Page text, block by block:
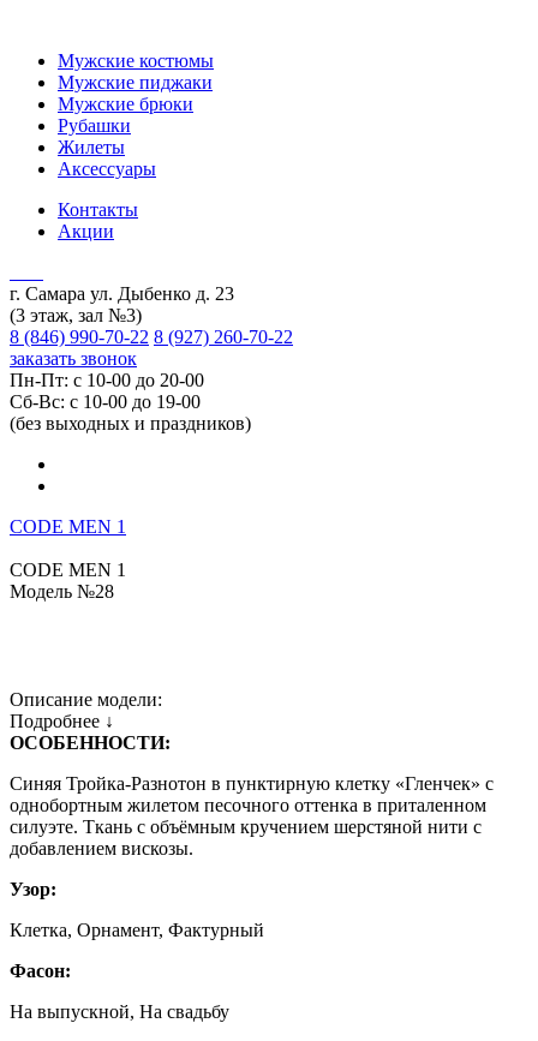
Мужские костюмы
Мужские пиджаки
Мужские брюки
Рубашки
Жилеты
Аксессуары
Контакты
Акции
г. Самара ул. Дыбенко д. 23
(3 этаж, зал №3)
8 (846) 990-70-22 8 (927) 260-70-22
заказать звонок
Пн-Пт: с 10-00 до 20-00
Сб-Вс: с 10-00 до 19-00
(без выходных и праздников)
CODE MEN 1
CODE MEN 1
Модель №28
Описание модели:
Подробнее ↓
ОСОБЕННОСТИ:
Синяя Тройка-Разнотон в пунктирную клетку «Гленчек» с
однобортным жилетом песочного оттенка в приталенном
силуэте. Ткань с объёмным кручением шерстяной нити с
добавлением вискозы.
Узор:
Клетка, Орнамент, Фактурный
Фасон:
На выпускной, На свадьбу